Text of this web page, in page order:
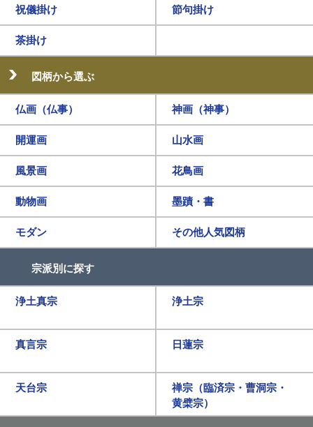
祝儀掛け 節句掛け
茶掛け
図柄から選ぶ
仏画（仏事） 神画（神事）
開運画 山水画
風景画 花鳥画
動物画 墨蹟・書
モダン その他人気図柄
宗派別に探す
浄土真宗 浄土宗
真言宗 日蓮宗
天台宗
禅宗（臨済宗・曹洞宗・
黄檗宗）